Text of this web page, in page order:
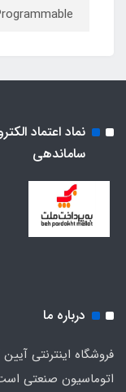
نماد اعتماد
ساماندهی
درباره ما
فروشگاه اینترنتی
اتوماسیون صنعتی